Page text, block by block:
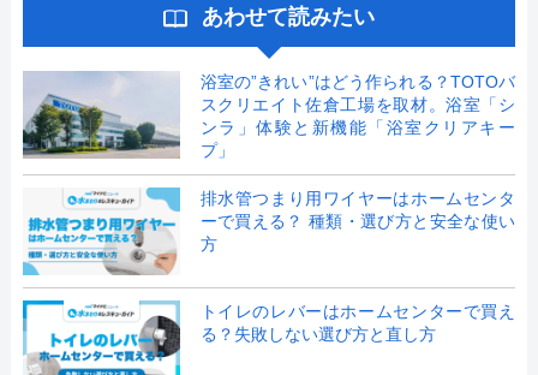
あわせて読みたい
浴室の”きれい”はどう作られる？TOTOバ
スクリエイト佐倉工場を取材。浴室「シ
ンラ」体験と新機能「浴室クリアキー
プ」
排水管つまり用ワイヤーはホームセンタ
ーで買える？ 種類・選び方と安全な使い
方
トイレのレバーはホームセンターで買え
る？失敗しない選び方と直し方